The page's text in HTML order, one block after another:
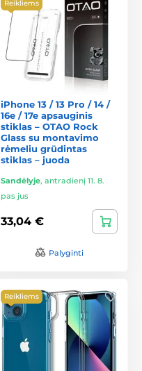
Reikliems
iPhone 13 / 13 Pro / 14 /
16e / 17e apsauginis
stiklas – OTAO Rock
Glass su montavimo
rėmeliu grūdintas
stiklas – juoda
Sandėlyje, antradienį 11. 8.
pas jus
33,04 €
Palyginti
Reikliems